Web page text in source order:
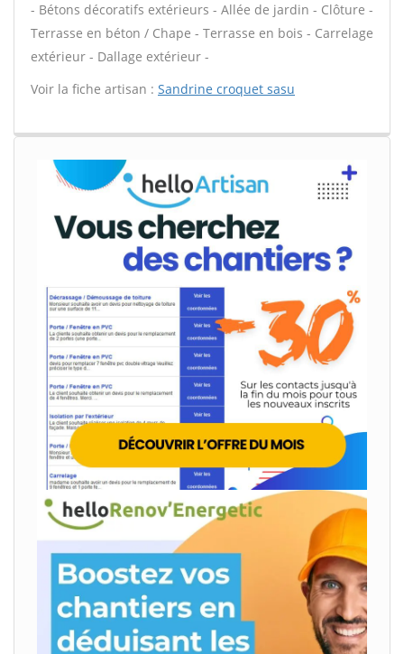
- Bétons décoratifs extérieurs - Allée de jardin - Clôture -
Terrasse en béton / Chape - Terrasse en bois - Carrelage
extérieur - Dallage extérieur -
Voir la fiche artisan : Sandrine croquet sasu